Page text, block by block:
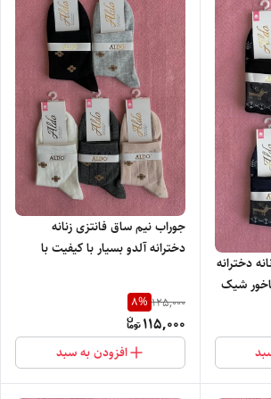
دخترانه
شیک
جوراب نیم ساق فانتزی زنانه
دخترانه آلدو بسیار با کیفیت با
125,000
8%
115,000
افزودن به سبد